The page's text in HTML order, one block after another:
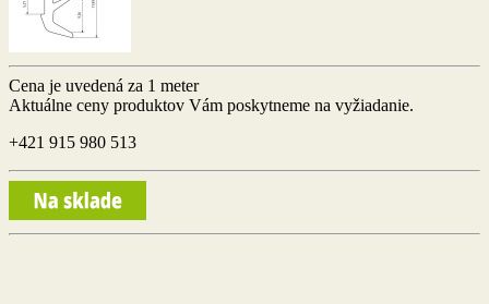
Cena je uvedená za 1 meter
Aktuálne ceny produktov Vám poskytneme na vyžiadanie.
+421 915 980 513